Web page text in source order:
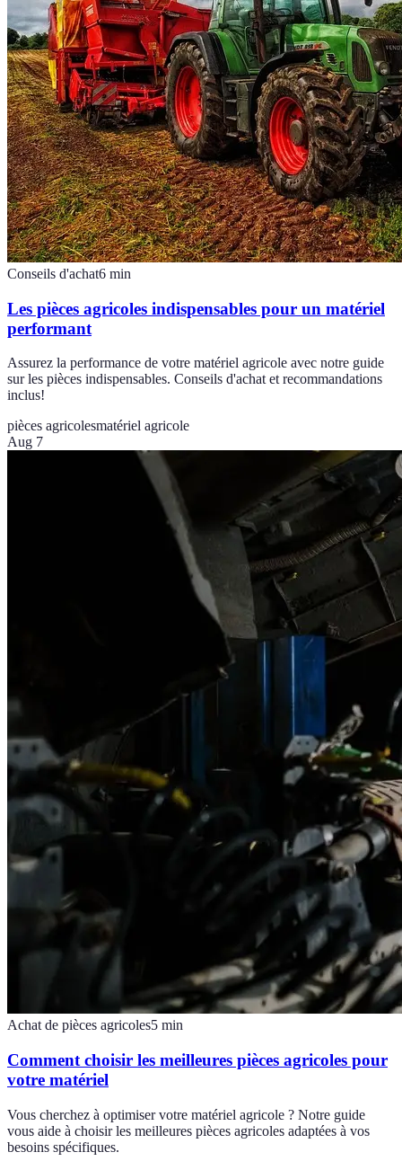
Conseils d'achat6 min
Les pièces agricoles indispensables pour un matériel
performant
Assurez la performance de votre matériel agricole avec notre guide
sur les pièces indispensables. Conseils d'achat et recommandations
inclus!
pièces agricolesmatériel agricole
Aug 7
Achat de pièces agricoles5 min
Comment choisir les meilleures pièces agricoles pour
votre matériel
Vous cherchez à optimiser votre matériel agricole ? Notre guide
vous aide à choisir les meilleures pièces agricoles adaptées à vos
besoins spécifiques.